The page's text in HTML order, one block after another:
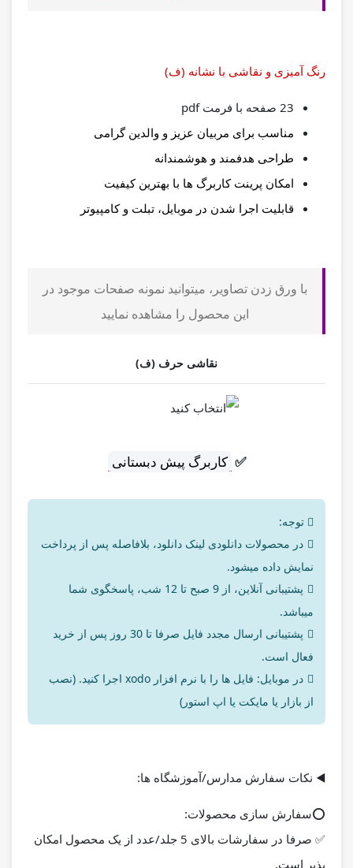
رنگ آمیزی و نقاشی با نشانه (ف)
23 صفحه با فرمت pdf
مناسب برای مربیان عزیز و والدین گرامی
طراحی هدفمند و هوشمندانه
امکان پرینت کاربرگ ها با بهترین کیفیت
قابلیت اجرا شدن در موبایل، تبلت و کامپیوتر
با ورق زدن تصاویر، میتوانید نمونه صفحات موجود در
این محصول را مشاهده نمایید
نقاشی حرف (ف)
✅ کاربرگ پیش دبستانی
توجه:
در محصولات دانلودی لینک دانلود، بلافاصله پس از پرداخت
نمایش داده میشود.
پشتیبانی آنلاین، از 9 صبح تا 12 شب، پاسخگوی شما
میباشد.
پشتیبانی ارسال مجدد فایل صرفا تا 30 روز پس از خرید
فعال است.
در موبایل: فایل ها را با نرم افزار xodo اجرا کنید. (نصب
از بازار یا مایکت یا اپ استور)
◀️ نکات سفارش مدارس/آموزشگاه ها:
⭕️سفارش سازی محصولات:
✅ صرفا در سفارشات بالای 5 جلد/عدد از یک محصول امکان
پذیر است.